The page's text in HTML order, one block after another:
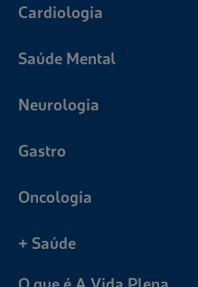
Cardiologia
Saúde Mental
Neurologia
Gastro
Oncologia
+ Saúde